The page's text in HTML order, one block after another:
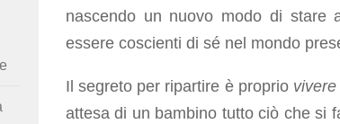
nascendo un nuovo modo di stare
essere coscienti di sé nel mondo
Il segreto per ripartire è proprio vivere
attesa di un bambino tutto ciò che si